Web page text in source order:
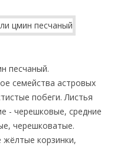
песчаный.
семейства астровых
побеги. Листья
- черешковые, средние
черешковатые.
корзинки,